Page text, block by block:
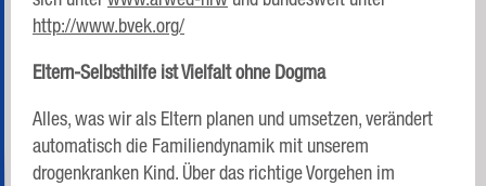
http://www.bvek.org/
Eltern-Selbsthilfe ist Vielfalt ohne Dogma
Alles, was wir als Eltern planen und umsetzen, verändert
automatisch die Familiendynamik mit unserem
drogenkranken Kind. Über das richtige Vorgehen im